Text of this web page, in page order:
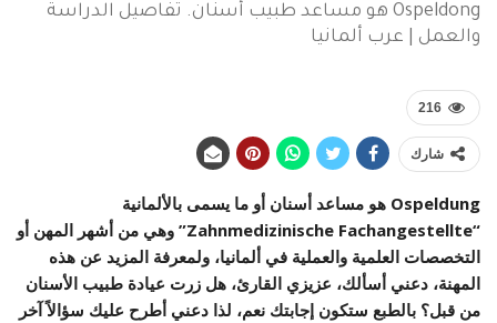
Ospeldong هو مساعد طبيب أسنان. تفاصيل الدراسة
والعمل | عرب ألمانيا
216
شارك
Ospeldung هو مساعد أسنان
أو ما يسمى بالألمانية
“Zahnmedizinische Fachangestellte” وهي من أشهر المهن أو
التخصصات العلمية والعملية في ألمانيا، ولمعرفة المزيد عن هذه
المهنة، دعني أسألك، عزيزي القارئ، هل زرت عيادة طبيب الأسنان
من قبل؟ بالطبع ستكون إجابتك نعم، لذا دعني أطرح عليك سؤالاً آخر